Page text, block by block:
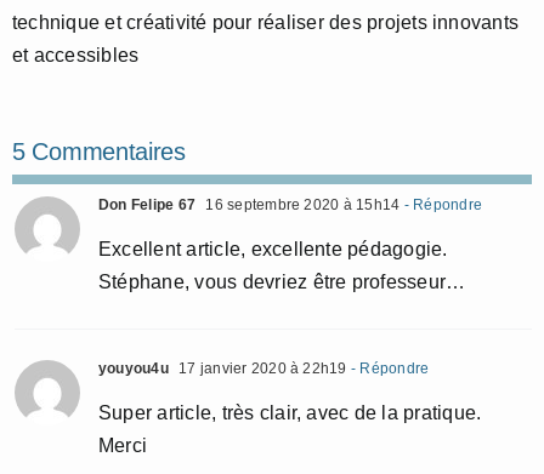
technique et créativité pour réaliser des projets innovants
et accessibles
5 Commentaires
Don Felipe 67 16 septembre 2020 à 15h14 - Répondre
Excellent article, excellente pédagogie.
Stéphane, vous devriez être professeur…
youyou4u 17 janvier 2020 à 22h19 - Répondre
Super article, très clair, avec de la pratique.
Merci